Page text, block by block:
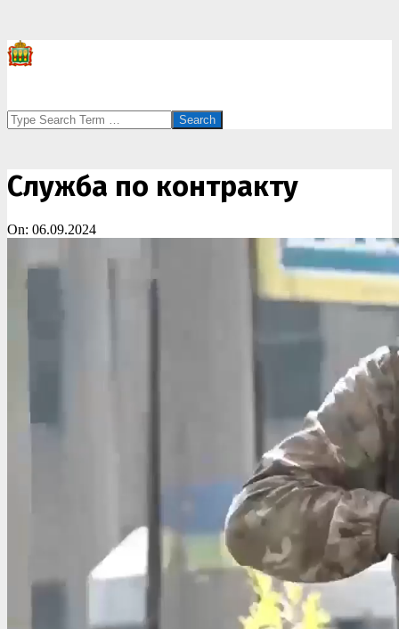
Search
Служба по контракту
On: 06.09.2024